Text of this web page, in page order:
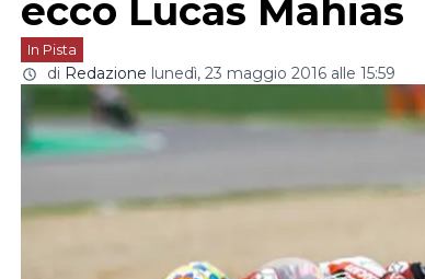
ecco Lucas Mahias
In Pista
di Redazione lunedì, 23 maggio 2016 alle 15:59